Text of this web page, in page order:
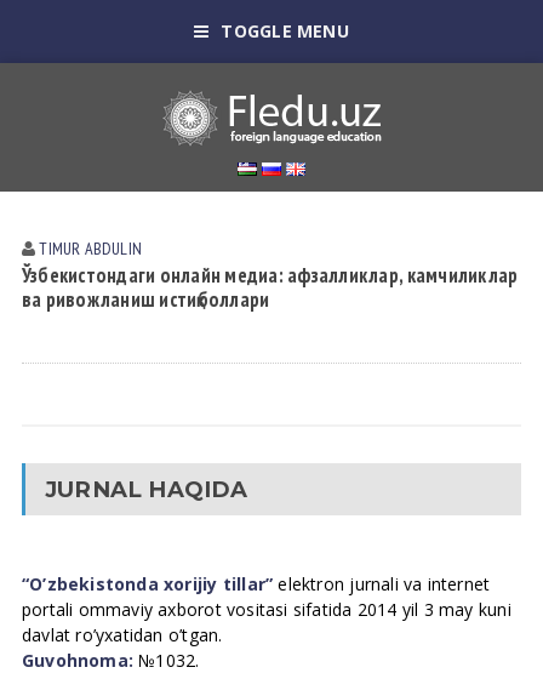
TOGGLE MENU
TIMUR АBDULIN
Ўзбекистондаги онлайн медиа: афзалликлар, камчиликлар
ва ривожланиш истиқболлари
JURNAL HAQIDA
“O’zbekistonda xorijiy tillar” elektron jurnali va internet
portali ommaviy axborot vositasi sifatida 2014 yil 3 may kuni
davlat ro’yxatidan o’tgan.
Guvohnoma: №1032.